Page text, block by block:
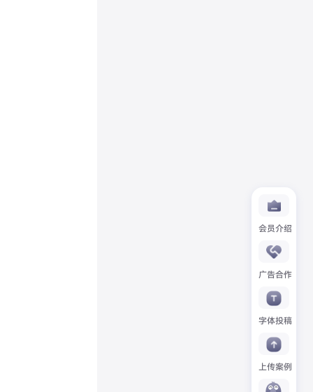
会员介绍
广告合作
字体投稿
上传案例